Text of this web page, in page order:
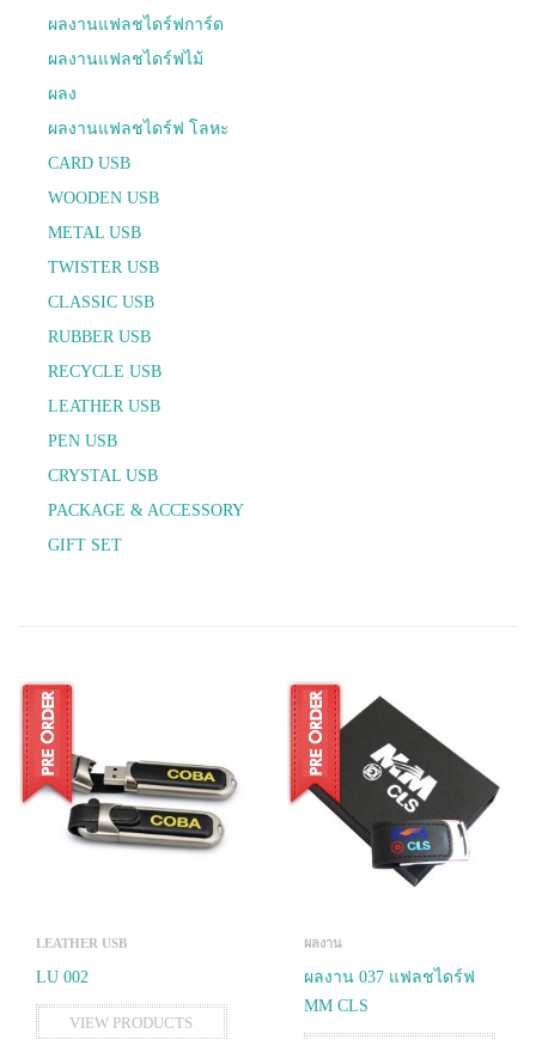
ผลงานแฟลชไดร์ฟการ์ด
ผลงานแฟลชไดร์ฟไม้
ผลง
ผลงานแฟลชไดร์ฟ โลหะ
CARD USB
WOODEN USB
METAL USB
TWISTER USB
CLASSIC USB
RUBBER USB
RECYCLE USB
LEATHER USB
PEN USB
CRYSTAL USB
PACKAGE & ACCESSORY
GIFT SET
LEATHER USB
LU 002
VIEW PRODUCTS
ผลงาน
ผลงาน 037 แฟลชไดร์ฟ
MM CLS